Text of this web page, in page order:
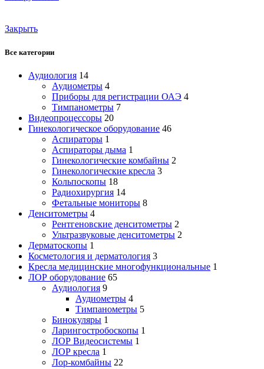
Закрыть
Все категории
Аудиология 14
Аудиометры 4
Приборы для регистрации ОАЭ 4
Тимпанометры 7
Видеопроцессоры 20
Гинекологическое оборудование 46
Аспираторы 1
Аспираторы дыма 1
Гинекологические комбайны 2
Гинекологические кресла 3
Кольпоскопы 18
Радиохирургия 14
Фетальные мониторы 8
Денситометры 4
Рентгеновские денситометры 2
Ультразвуковые денситометры 2
Дерматоскопы 1
Косметология и дерматология 3
Кресла медицинские многофункциональные 1
ЛОР оборудование 65
Аудиология 9
Аудиометры 4
Тимпанометры 5
Бинокуляры 1
Ларингостробоскопы 1
ЛОР Видеосистемы 1
ЛОР кресла 1
Лор-комбайны 22